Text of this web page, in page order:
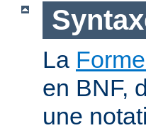
La
en BNF,
une